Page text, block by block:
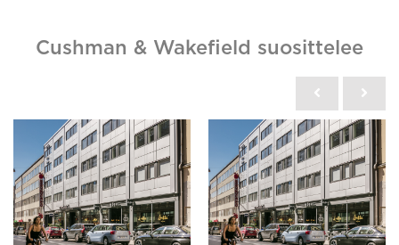
Cushman & Wakefield suosittelee